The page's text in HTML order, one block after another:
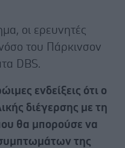
οι ερευνητές
του Πάρκινσον
DBS.
ενδείξεις ότι ο
διέγερσης με τη
θα μπορούσε να
της